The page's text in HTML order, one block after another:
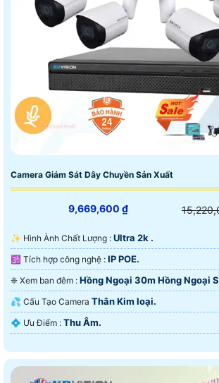
Camera Giám Sát Dây Chuyền Sản Xuất
9,669,600 ₫
✨ Hình Ành Chất Lượng : Ultra 2k .
🕉️ Tích hợp công nghệ : IP POE.
❈ Xem ban đêm : Hồng Ngoại 30m Hồng Ngoại
💦 Cấu Tạo Camera Thân Kim loại.
️💠 Ưu Điểm : Thu Âm.